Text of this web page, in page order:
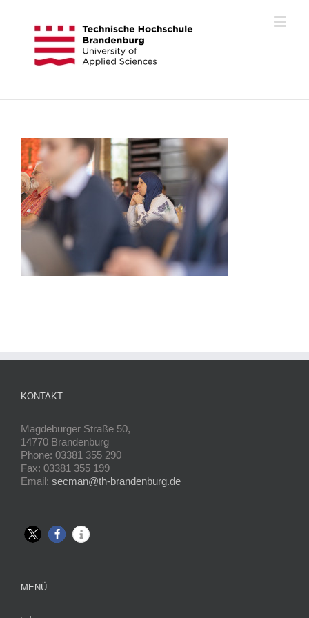
KONTAKT
Magdeburger Straße 50,
14770 Brandenburg
Phone: 03381 355 290
Fax: 03381 355 199
Email: secman@th-brandenburg.de
MENÜ